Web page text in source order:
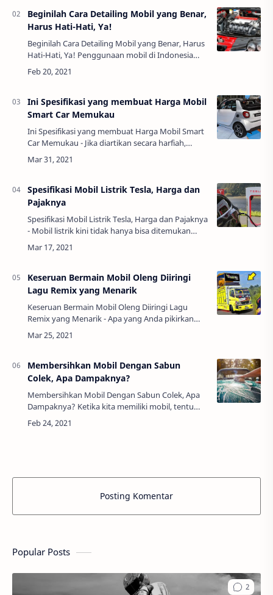
Beginilah Cara Detailing Mobil yang Benar,
Harus Hati-Hati, Ya!
Beginilah Cara Detailing Mobil yang Benar, Harus
Hati-Hati, Ya! Penggunaan mobil di Indonesia
sangatlah banyak. Tidak heran jika setiap ada
inovasi terbaru, banyak orang yang langs…
Ini Spesifikasi yang membuat Harga Mobil
Smart Car Memukau
Ini Spesifikasi yang membuat Harga Mobil Smart
Car Memukau - Jika diartikan secara harfiah,
sebagian besar pasti berpendapat bahwa istilah
smart car adalah mobil yang pintar dengan…
Spesifikasi Mobil Listrik Tesla, Harga dan
Pajaknya
Spesifikasi Mobil Listrik Tesla, Harga dan Pajaknya
- Mobil listrik kini tidak hanya bisa ditemukan
dalam cerita fiksi ilmiah saja. Saat ini, sudah
banyak mobil yang menggunakan te…
Keseruan Bermain Mobil Oleng Diiringi
Lagu Remix yang Menarik
Keseruan Bermain Mobil Oleng Diiringi Lagu
Remix yang Menarik - Apa yang Anda pikirkan
ketika melihat ada mobil yang oleng? Terlebih
lagi jika yang oleng tersebut adalah mobil truk…
Membersihkan Mobil Dengan Sabun
Colek, Apa Dampaknya?
Membersihkan Mobil Dengan Sabun Colek, Apa
Dampaknya? Ketika kita memiliki mobil, tentu
saja harus paham cara merawat dan mencucinya.
Hal ini akan sangat berguna ketika memang
Posting Komentar
Popular Posts